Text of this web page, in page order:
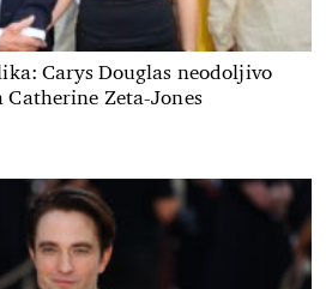
Carys Douglas neodoljivo
Catherine Zeta-Jones